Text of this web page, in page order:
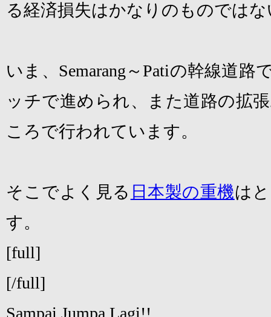
る経済損失はかなりのものでは
いま、 Semarang～Patiの幹線道路
ッチで進められ、また道路の拡
ころで行われています。
そこでよく見る 日本製の重機は
す。
[full]
[/full]
Sampai Jumpa Lagi!!